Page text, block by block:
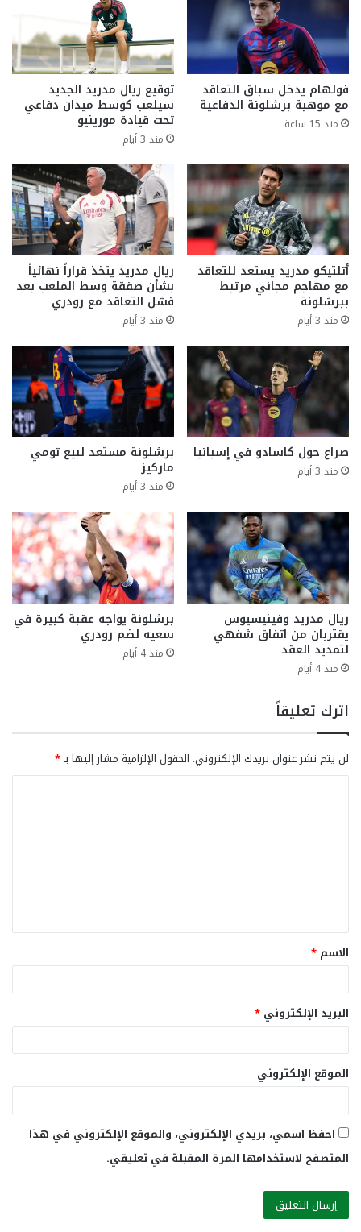
فولهام يدخل سباق التعاقد
مع موهبة برشلونة الدفاعية
منذ 15 ساعة
توقيع ريال مدريد الجديد
سيلعب كوسط ميدان دفاعي
تحت قيادة مورينيو
منذ 3 أيام
أتلتيكو مدريد يستعد للتعاقد
مع مهاجم مجاني مرتبط
ببرشلونة
منذ 3 أيام
ريال مدريد يتخذ قراراً نهائياً
بشأن صفقة وسط الملعب بعد
فشل التعاقد مع رودري
منذ 3 أيام
صراع حول كاسادو في إسبانيا
منذ 3 أيام
برشلونة مستعد لبيع تومي
ماركيز
منذ 3 أيام
ريال مدريد وفينيسيوس
يقتربان من اتفاق شفهي
لتمديد العقد
منذ 4 أيام
برشلونة يواجه عقبة كبيرة في
سعيه لضم رودري
منذ 4 أيام
اترك تعليقاً
لن يتم نشر عنوان بريدك الإلكتروني. الحقول الإلزامية مشار إليها بـ*
ق
*
الاسم *
البريد الإلكتروني *
الموقع الإلكتروني
احفظ اسمي، بريدي الإلكتروني، والموقع الإلكتروني في هذا
المتصفح لاستخدامها المرة المقبلة في تعليقي.